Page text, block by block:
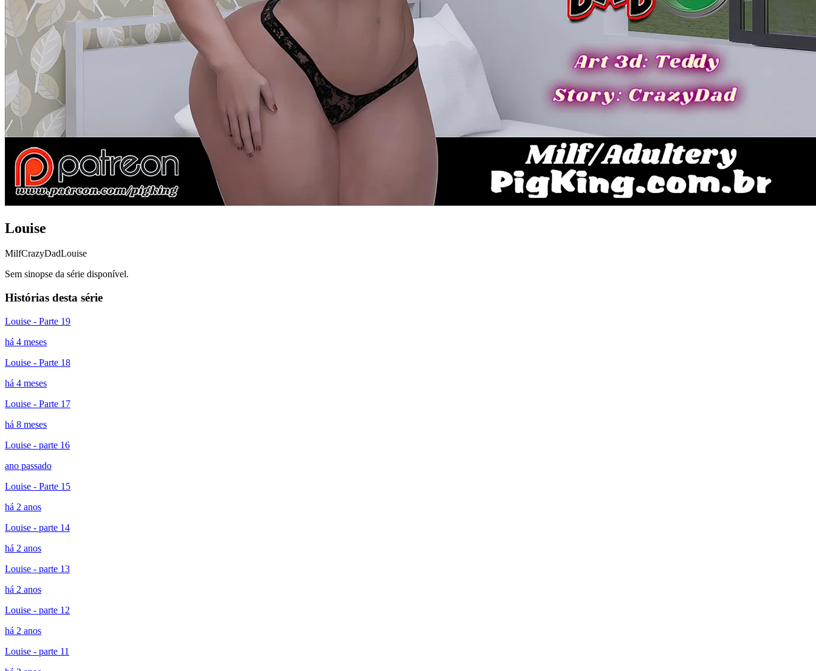
Louise
MilfCrazyDadLouise
Sem sinopse da série disponível.
Histórias desta série
Louise - Parte 19
há 4 meses
Louise - Parte 18
há 4 meses
Louise - Parte 17
há 8 meses
Louise - parte 16
ano passado
Louise - Parte 15
há 2 anos
Louise - parte 14
há 2 anos
Louise - parte 13
há 2 anos
Louise - parte 12
há 2 anos
Louise - parte 11